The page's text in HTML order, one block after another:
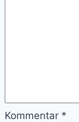
Kommentar *